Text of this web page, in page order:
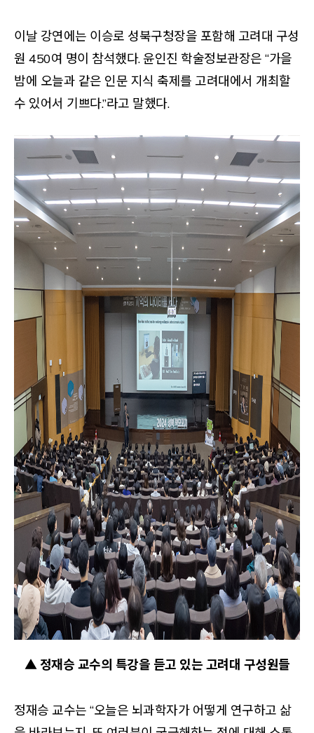
이날 강연에는 이승로 성북구청장을 포함해 고려대 구성
원 450여 명이 참석했다. 윤인진 학술정보관장은 “가을
밤에 오늘과 같은 인문 지식 축제를 고려대에서 개최할
수 있어서 기쁘다.”라고 말했다.
▲ 정재승 교수의 특강을 듣고 있는 고려대 구성원들
정재승 교수는 “오늘은 뇌과학자가 어떻게 연구하고 삶